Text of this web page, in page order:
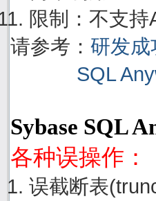
限制：不支持
请参考： 研发成
SQL
Sybase SQL
各种误操作：
误截断表